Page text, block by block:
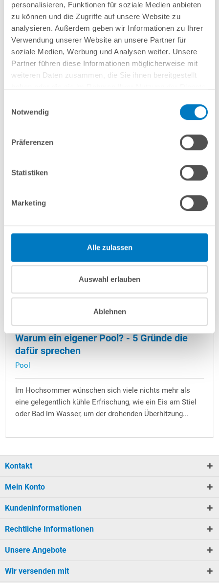
personalisieren, Funktionen für soziale Medien anbieten
zu können und die Zugriffe auf unsere Website zu
analysieren. Außerdem geben wir Informationen zu Ihrer
Verwendung unserer Website an unsere Partner für
soziale Medien, Werbung und Analysen weiter. Unsere
Partner führen diese Informationen möglicherweise mit
weiteren Daten zusammen, die Sie ihnen bereitgestellt
Notwendig
Präferenzen
Statistiken
Marketing
Alle zulassen
Auswahl erlauben
Ablehnen
Poolfilter im Erdboden: So bauen Sie einen
Technikschacht
Neben eleganten Swimmingpools, die jeden Garten
optisch aufwerten, wirken die Technikkomponenten derer
eher unästhetisch. Aus dem Grund werden die Rohre
sowie das...
Warum ein eigener Pool? - 5 Gründe die
dafür sprechen
Pool
Im Hochsommer wünschen sich viele nichts mehr als
eine gelegentlich kühle Erfrischung, wie ein Eis am Stiel
oder Bad im Wasser, um der drohenden Überhitzung...
Kontakt
Mein Konto
Kundeninformationen
Rechtliche Informationen
Unsere Angebote
Wir versenden mit